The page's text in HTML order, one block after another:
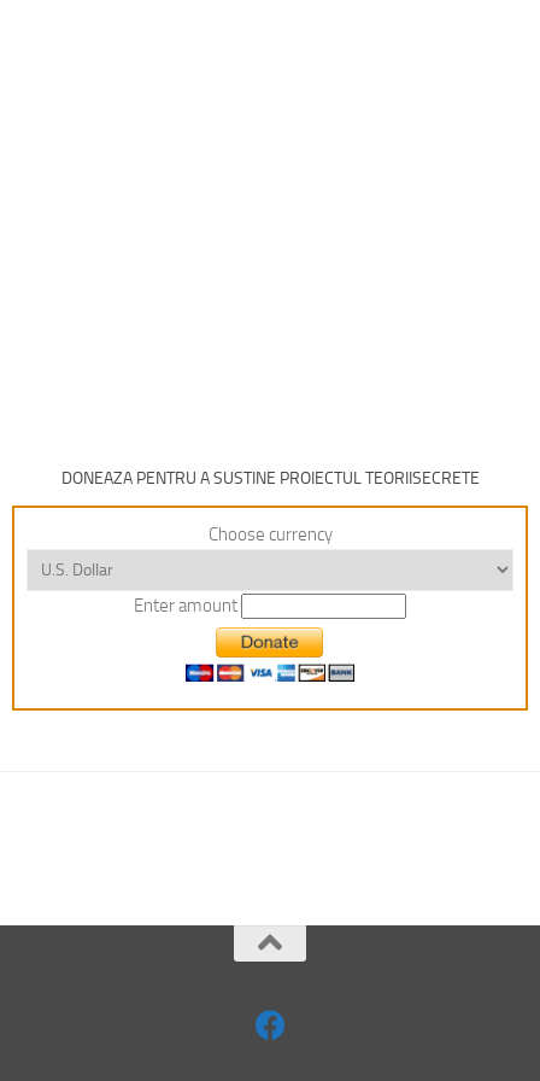
DONEAZA PENTRU A SUSTINE PROIECTUL TEORIISECRETE
Choose currency
Enter amount